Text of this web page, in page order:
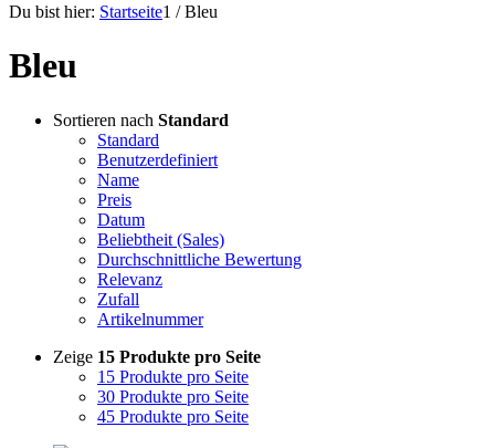
Du bist hier: Startseite1 / Bleu
Bleu
Sortieren nach Standard
Standard
Benutzerdefiniert
Name
Preis
Datum
Beliebtheit (Sales)
Durchschnittliche Bewertung
Relevanz
Zufall
Artikelnummer
Zeige 15 Produkte pro Seite
15 Produkte pro Seite
30 Produkte pro Seite
45 Produkte pro Seite